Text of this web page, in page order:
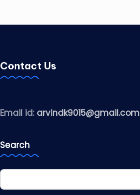
Contact Us
Email id: arvindk9015@gmail.com
Search